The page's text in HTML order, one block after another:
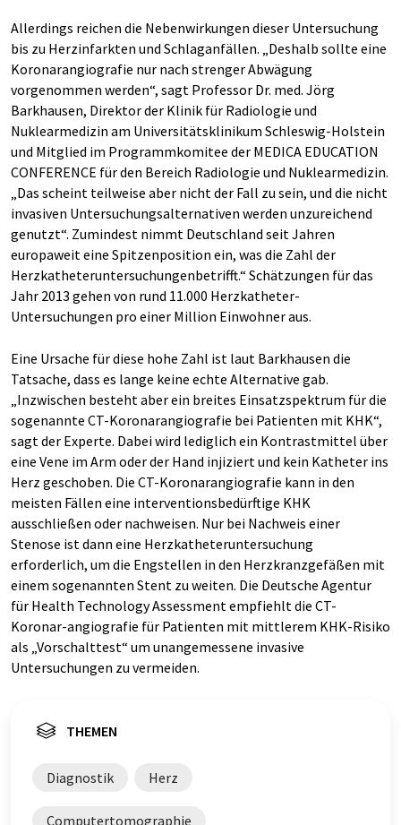
Allerdings reichen die Nebenwirkungen dieser Untersuchung
bis zu Herzinfarkten und Schlaganfällen. „Deshalb sollte eine
Koronarangiografie nur nach strenger Abwägung
vorgenommen werden“, sagt Professor Dr. med. Jörg
Barkhausen, Direktor der Klinik für Radiologie und
Nuklearmedizin am Universitätsklinikum Schleswig-Holstein
und Mitglied im Programmkomitee der MEDICA EDUCATION
CONFERENCE für den Bereich Radiologie und Nuklearmedizin.
„Das scheint teilweise aber nicht der Fall zu sein, und die nicht
invasiven Untersuchungsalternativen werden unzureichend
genutzt“. Zumindest nimmt Deutschland seit Jahren
europaweit eine Spitzenposition ein, was die Zahl der
Herzkatheteruntersuchungenbetrifft.“ Schätzungen für das
Jahr 2013 gehen von rund 11.000 Herzkatheter-
Untersuchungen pro einer Million Einwohner aus.
Eine Ursache für diese hohe Zahl ist laut Barkhausen die
Tatsache, dass es lange keine echte Alternative gab.
„Inzwischen besteht aber ein breites Einsatzspektrum für die
sogenannte CT-Koronarangiografie bei Patienten mit KHK“,
sagt der Experte. Dabei wird lediglich ein Kontrastmittel über
eine Vene im Arm oder der Hand injiziert und kein Katheter ins
Herz geschoben. Die CT-Koronarangiografie kann in den
meisten Fällen eine interventionsbedürftige KHK
ausschließen oder nachweisen. Nur bei Nachweis einer
Stenose ist dann eine Herzkatheteruntersuchung
erforderlich, um die Engstellen in den Herzkranzgefäßen mit
einem sogenannten Stent zu weiten. Die Deutsche Agentur
für Health Technology Assessment empfiehlt die CT-
Koronar-angiografie für Patienten mit mittlerem KHK-Risiko
als „Vorschalttest“ um unangemessene invasive
Untersuchungen zu vermeiden.
THEMEN
Diagnostik Herz
Computertomographie